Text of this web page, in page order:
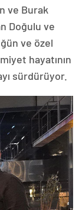
ve Burak
Doğulu ve
ve özel
hayatının
sürdürüyor.